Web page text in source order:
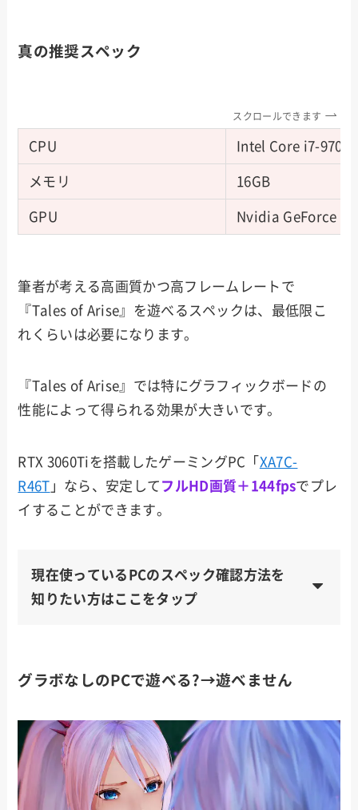
真の推奨スペック
スクロールできます
CPU Intel Core i7-
メモリ 16GB
GPU Nvidia GeForce
筆者が考える高画質かつ高フレームレートで
『Tales of Arise』を遊べるスペックは、最低限こ
れくらいは必要になります。
『Tales of Arise』では特にグラフィックボードの
性能によって得られる効果が大きいです。
RTX 3060Tiを搭載したゲーミングPC「 XA7C-
R46T 」なら、安定して フルHD画質＋144fpsでプレ
イすることができます。
現在使っているPCのスペック確認方法を
知りたい方はここをタップ
グラボなしのPCで遊べる?→遊べません